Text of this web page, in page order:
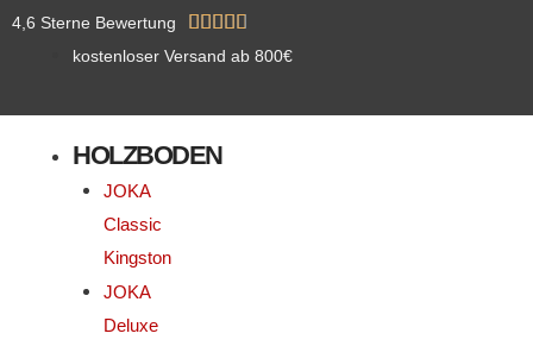
Zum
4,6 Sterne Bewertung 
mit
von
kostenloser Versand ab 800€
HOLZBODEN
JOKA
Classic
Kingston
JOKA
Deluxe